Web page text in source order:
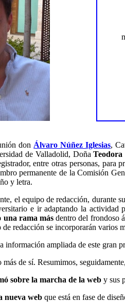
don Álvaro Núñez Iglesias,
de Valladolid, DoñaTeodora
entre otras personas, para
permanente de la Comisión
y letra.
el equipo de redacción, durante
e ir adaptando la actividad
una rama másdentro del frondoso
redacción se incorporarán varios
información ampliada de este gran
de sí. Resumimos,
sobre la marcha de la web y sus
nueva web que está en fase de